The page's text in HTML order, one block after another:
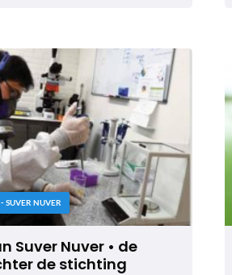
SUVER NUVER
Suver Nuver • de
de stichting